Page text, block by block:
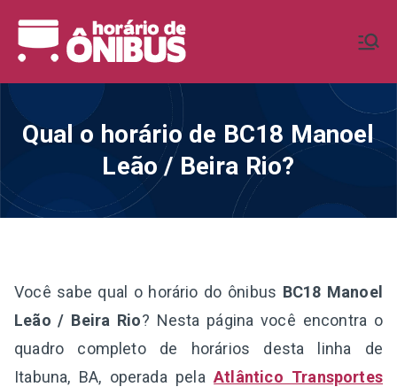
para
Ônibus BR
Horários de Ônibus de todo o
Qual o horário de BC18 Manoel
Leão / Beira Rio?
Você sabe qual o horário do ônibus BC18 Manoel
Leão / Beira Rio? Nesta página você encontra o
quadro completo de horários desta linha de
Itabuna, BA, operada pelaAtlântico Transportes